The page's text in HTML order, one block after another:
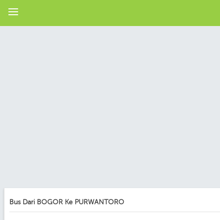
Bus Dari BOGOR Ke PURWANTORO